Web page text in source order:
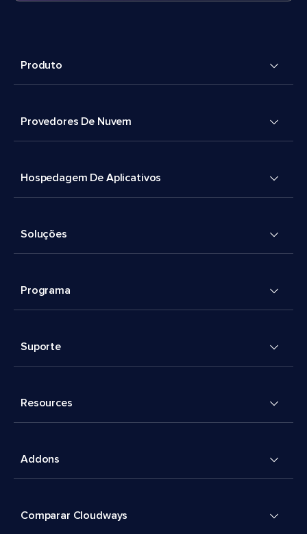
Produto
Provedores De Nuvem
Hospedagem De Aplicativos
Soluções
Programa
Suporte
Resources
Addons
Comparar Cloudways